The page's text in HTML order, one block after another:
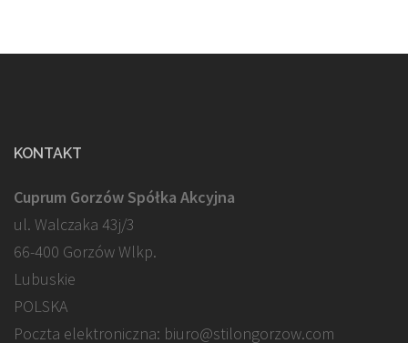
KONTAKT
Cuprum Gorzów Spółka Akcyjna
ul. Walczaka 43j/3
66-400 Gorzów Wlkp.
Lubuskie
POLSKA
Poczta elektroniczna: biuro@stilongorzow.com